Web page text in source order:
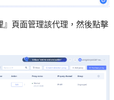
頁面管理該代理，然後點擊